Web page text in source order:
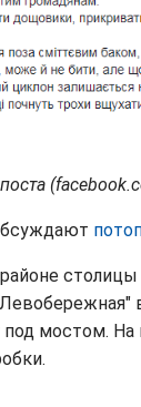
под мостом.